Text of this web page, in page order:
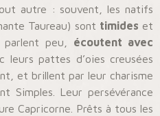
autre : souvent, les natifs
Taureau) sont timides et
peu, écoutent avec
leurs pattes d’oies creusées
et brillent par leur charisme
Simples. Leur persévérance
Capricorne. Prêts à tous les